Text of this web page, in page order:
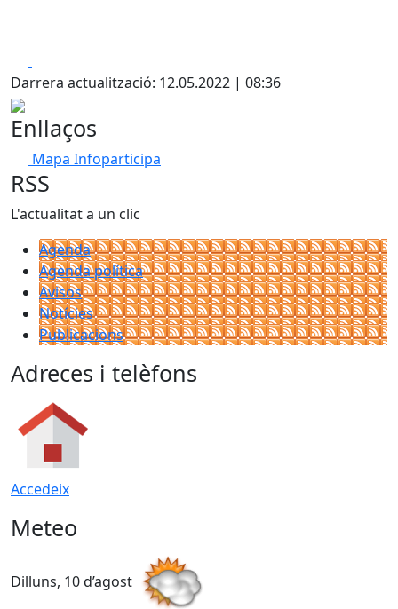
Darrera actualització: 12.05.2022 | 08:36
Enllaços
Mapa Infoparticipa
RSS
L'actualitat a un clic
Agenda
Agenda política
Avisos
Notícies
Publicacions
Adreces i telèfons
Accedeix
Meteo
Dilluns, 10 d’agost